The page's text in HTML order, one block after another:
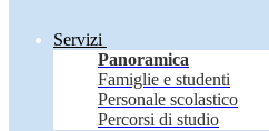
Servizi
Panoramica
Famiglie e studenti
Personale scolastico
Percorsi di studio